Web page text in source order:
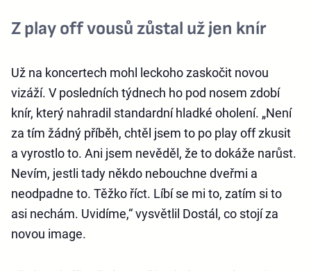
Z play off vousů zůstal už jen knír
Už na koncertech mohl leckoho zaskočit novou
vizáží. V posledních týdnech ho pod nosem zdobí
knír, který nahradil standardní hladké oholení. „Není
za tím žádný příběh, chtěl jsem to po play off zkusit
a vyrostlo to. Ani jsem nevěděl, že to dokáže narůst.
Nevím, jestli tady někdo nebouchne dveřmi a
neodpadne to. Těžko říct. Líbí se mi to, zatím si to
asi nechám. Uvidíme,“ vysvětlil Dostál, co stojí za
novou image.